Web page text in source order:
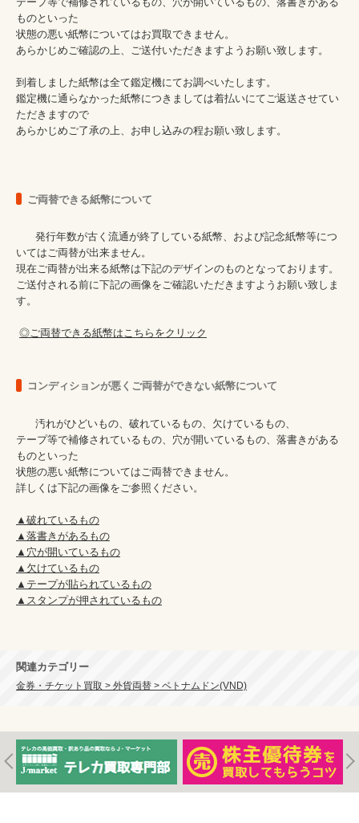
ものといった
状態の悪い紙幣についてはお買取できません。
あらかじめご確認の上、ご送付いただきますようお願い致します。
到着しました紙幣は全て鑑定機にてお調べいたします。
鑑定機に通らなかった紙幣につきましては着払いにてご返送させてい
ただきますので
あらかじめご了承の上、お申し込みの程お願い致します。
ご両替できる紙幣について
いてはご両替が出来ません。
現在ご両替が出来る紙幣は下記のデザインのものとなっております。
ご送付される前に下記の画像をご確認いただきますようお願い致しま
す。
◎ご両替できる紙幣はこちらをクリック
コンディションが悪くご両替ができない紙幣について
テープ等で補修されているもの、穴が開いているもの、落書きがある
ものといった
状態の悪い紙幣についてはご両替できません。
詳しくは下記の画像をご参照ください。
▲破れているもの
▲落書きがあるもの
▲穴が開いているもの
▲欠けているもの
▲テープが貼られているもの
▲スタンプが押されているもの
関連カテゴリー
金券・チケット買取 > 外貨両替 > ベトナムドン(VND)